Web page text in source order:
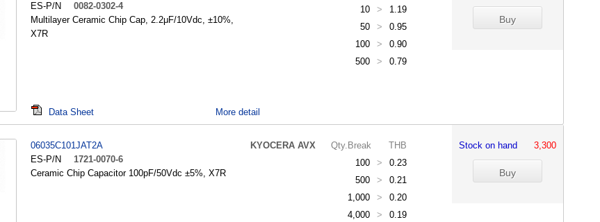
ES-P/N
0082-0302-4
Multilayer Ceramic Chip Cap, 2.2μF/10Vdc, ±10%,
X7R
10
>
1.19
50
>
0.95
100
>
0.90
500
> 0.79
Data Sheet More detail
06035C101JAT2A
KYOCERA AVX
ES-P/N
1721-0070-6
Ceramic Chip Capacitor 100pF/50Vdc ±5%, X7R
Qty.Break
THB
100
>
0.23
500
>
0.21
1,000
>
0.20
4,000
> 0.19
Stock on hand 3,300